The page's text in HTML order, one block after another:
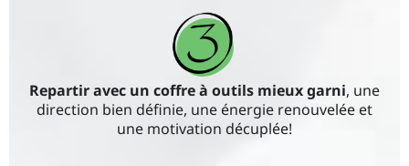
Repartir avec un coffre à outils mieux garni, une
direction bien définie, une énergie renouvelée et
une motivation décuplée!